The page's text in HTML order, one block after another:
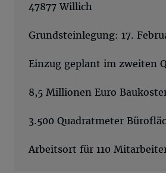
47877 Willich
Grundsteinlegung: 17.
Einzug geplant im zweiten
8,5 Millionen Euro
3.500 Quadratmeter
Arbeitsort für 110